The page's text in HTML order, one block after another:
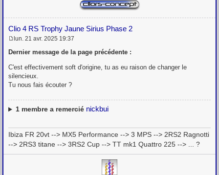
Clio 4 RS Trophy Jaune Sirius Phase 2
e
s
a
g
e
lun. 21 avr. 2025 19:37
Dernier message de la page précédente :
C'est effectivement soft d'origine, tu as eu raison de changer le
silencieux.
Tu nous fais écouter ?
1membre a remercié nickbui
Ibiza FR 20vt --> MX5 Performance --> 3 MPS --> 2RS2 Ragnotti
--> 2RS3 titane --> 3RS2 Cup --> TT mk1 Quattro 225 --> ... ?